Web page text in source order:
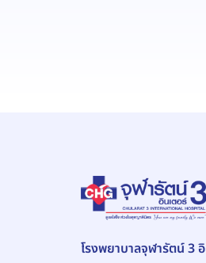
โรงพยาบาลจุฬารัตน์ 3